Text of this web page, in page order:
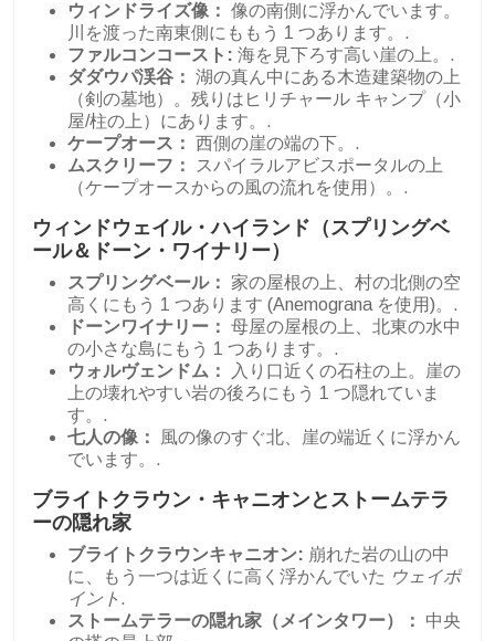
ウィンドライズ像： 像の南側に浮かんでいます。
川を渡った南東側にももう 1 つあります。.
ファルコンコースト: 海を見下ろす高い崖の上。.
ダダウパ渓谷： 湖の真ん中にある木造建築物の上
（剣の墓地）。残りはヒリチャール キャンプ（小
屋/柱の上）にあります。.
ケープオース： 西側の崖の端の下。.
ムスクリーフ：
スパイラルアビスポータルの上
（ケープオースからの風の流れを使用）。.
ウィンドウェイル・ハイランド（スプリングベ
ール＆ドーン・ワイナリー）
スプリングベール：
家の屋根の上、村の北側の空
高くにもう 1 つあります (Anemograna を使用)。.
ドーンワイナリー： 母屋の屋根の上、北東の水中
の小さな島にもう 1 つあります。.
ウォルヴェンドム：
入り口近くの石柱の上。崖の
上の壊れやすい岩の後ろにもう 1 つ隠れていま
す。.
七人の像：
風の像のすぐ北、崖の端近くに浮かん
でいます。.
ブライトクラウン・キャニオンとストームテラ
ーの隠れ家
ブライトクラウンキャニオン: 崩れた岩の山の中
に、もう一つは近くに高く浮かんでいた ウェイポ
イント .
ストームテラーの隠れ家（メインタワー）：
中央